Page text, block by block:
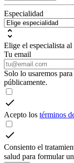
Especialidad
Elige el especialista
Tu email
Solo lo usaremos
públicamente.
Acepto los términos
Consiento el
salud para formular